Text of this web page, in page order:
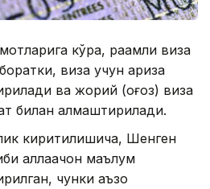
кўра, рақамли виза
виза учун ариза
ва жорий (қоғоз) виза
билан алмаштирилади.
киритилишича, Шенген
аллақачон маълум
чунки аъзо